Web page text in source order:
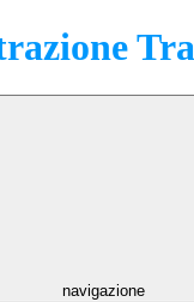
navigazione